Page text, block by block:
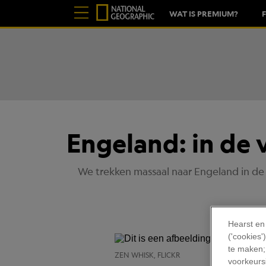
WAT IS PREMIUM?
Engeland: in de
We trekken massaal naar Engeland in
ZEN WHISK, FLICKR
Hearst
te